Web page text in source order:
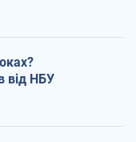
від НБУ